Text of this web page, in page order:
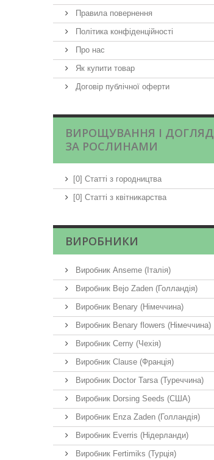
Правила повернення
Політика конфіденційності
Про нас
Як купити товар
Договір публічної оферти
ВИРОЩУВАННЯ І ДОГЛЯД
ЗА РОСЛИНАМИ
[0] Статті з городництва
[0] Статті з квітникарства
ВИРОБНИКИ
Виробник Anseme (Італія)
Виробник Bejo Zaden (Голландія)
Виробник Benary (Німеччина)
Виробник Benary flowers (Німеччина)
Виробник Cerny (Чехія)
Виробник Clause (Франція)
Виробник Doctor Tarsa (Туреччина)
Виробник Dorsing Seeds (США)
Виробник Enza Zaden (Голландія)
Виробник Everris (Нідерланди)
Виробник Fertimiks (Турція)